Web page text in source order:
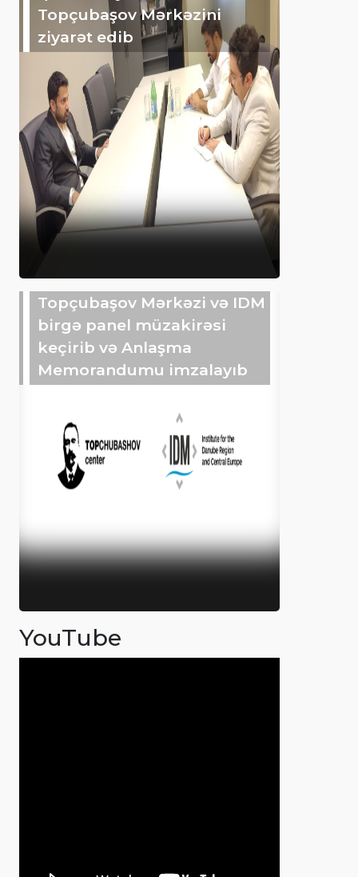
Topçubaşov Mərkəzini
ziyarət edib
Topçubaşov Mərkəzi və IDM
birgə panel müzakirəsi
keçirib və Anlaşma
Memorandumu imzalayıb
YouTube